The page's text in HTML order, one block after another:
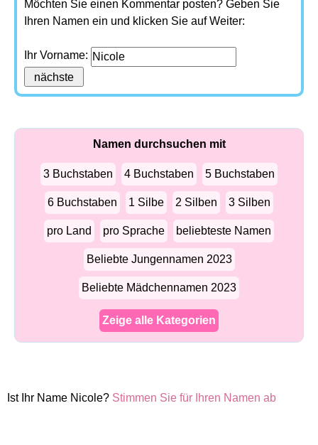
Möchten Sie einen Kommentar posten? Geben Sie
Ihren Namen ein und klicken Sie auf Weiter:
Ihr Vorname:
Namen durchsuchen mit
3 Buchstaben 4 Buchstaben 5 Buchstaben
6 Buchstaben 1 Silbe 2 Silben 3 Silben
pro Land pro Sprache beliebteste Namen
Beliebte Jungennamen 2023
Beliebte Mädchennamen 2023
Zeige alle Kategorien
Ist Ihr Name Nicole? Stimmen Sie für Ihren Namen ab